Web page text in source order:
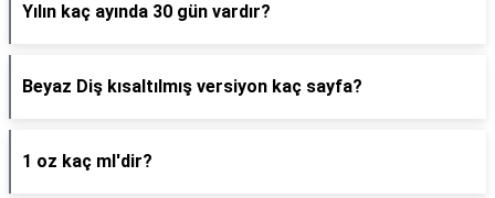
Yılın kaç ayında 30 gün vardır?
Beyaz Diş kısaltılmış versiyon kaç sayfa?
1 oz kaç ml'dir?